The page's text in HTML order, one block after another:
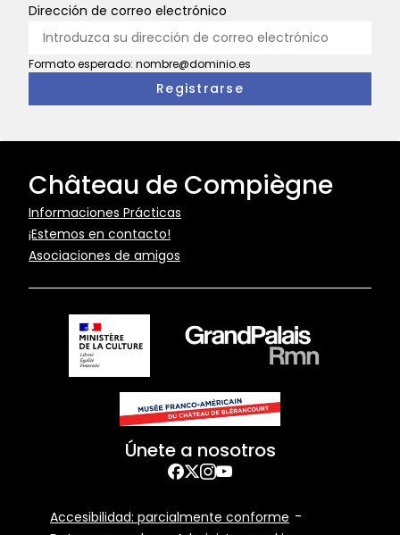
Dirección de correo electrónico
Formato esperado: nombre@dominio.es
Château de Compiègne
Pied
de
page
Informaciones Prácticas
¡Estemos en contacto!
Asociaciones de amigos
Únete a nosotros
Facebook
TwitterInstagram
YouTube
Bottom
Accesibilidad: parcialmente conforme